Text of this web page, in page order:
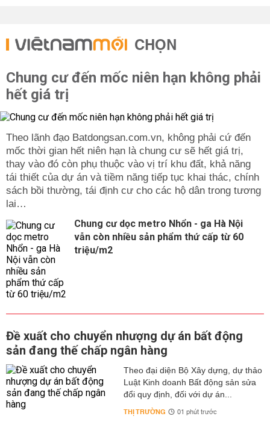
CHỌN
Chung cư đến mốc niên hạn không phải
hết giá trị
Theo lãnh đạo Batdongsan.com.vn, không phải cứ đến
mốc thời gian hết niên hạn là chung cư sẽ hết giá trị,
thay vào đó còn phụ thuộc vào vị trí khu đất, khả năng
tái thiết của dự án và tiềm năng tiếp tục khai thác, chính
sách bồi thường, tái định cư cho các hộ dân trong tương
lai…
Chung cư dọc metro Nhổn - ga Hà Nội
vẫn còn nhiều sản phẩm thứ cấp từ 60
triệu/m2
Đề xuất cho chuyển nhượng dự án bất động
sản đang thế chấp ngân hàng
Theo đại diện Bộ Xây dựng, dự thảo
Luật Kinh doanh Bất động sản sửa
đổi quy định, đối với dự án...
THỊ TRƯỜNG 01 phút trước